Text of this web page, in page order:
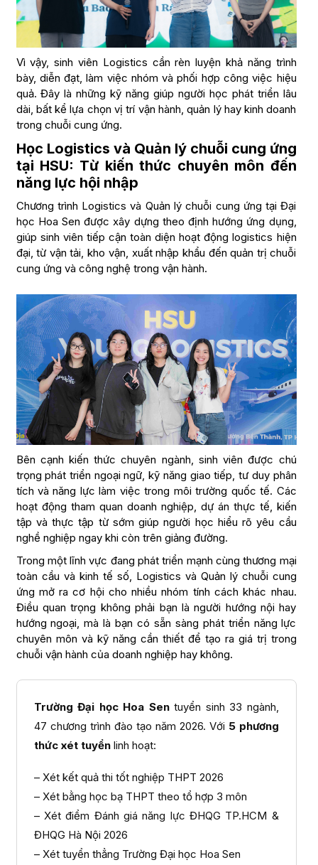
Vì vậy, sinh viên Logistics cần rèn luyện khả năng trình
bày, diễn đạt, làm việc nhóm và phối hợp công việc hiệu
quả. Đây là những kỹ năng giúp người học phát triển lâu
dài, bất kể lựa chọn vị trí vận hành, quản lý hay kinh doanh
trong chuỗi cung ứng.
Học Logistics và Quản lý chuỗi cung ứng
tại HSU: Từ kiến thức chuyên môn đến
năng lực hội nhập
Chương trình Logistics và Quản lý chuỗi cung ứng tại Đại
học Hoa Sen được xây dựng theo định hướng ứng dụng,
giúp sinh viên tiếp cận toàn diện hoạt động logistics hiện
đại, từ vận tải, kho vận, xuất nhập khẩu đến quản trị chuỗi
cung ứng và công nghệ trong vận hành.
Bên cạnh kiến thức chuyên ngành, sinh viên được chú
trọng phát triển ngoại ngữ, kỹ năng giao tiếp, tư duy phân
tích và năng lực làm việc trong môi trường quốc tế. Các
hoạt động tham quan doanh nghiệp, dự án thực tế, kiến
tập và thực tập từ sớm giúp người học hiểu rõ yêu cầu
nghề nghiệp ngay khi còn trên giảng đường.
Trong một lĩnh vực đang phát triển mạnh cùng thương mại
toàn cầu và kinh tế số, Logistics và Quản lý chuỗi cung
ứng mở ra cơ hội cho nhiều nhóm tính cách khác nhau.
Điều quan trọng không phải bạn là người hướng nội hay
hướng ngoại, mà là bạn có sẵn sàng phát triển năng lực
chuyên môn và kỹ năng cần thiết để tạo ra giá trị trong
chuỗi vận hành của doanh nghiệp hay không.
Trường Đại học Hoa Sentuyển sinh 33 ngành,
47 chương trình đào tạo năm 2026. Với 5 phương
thức xét tuyểnlinh hoạt:
– Xét kết quả thi tốt nghiệp THPT 2026
– Xét bằng học bạ THPT theo tổ hợp 3 môn
– Xét điểm Đánh giá năng lực ĐHQG TP.HCM &
ĐHQG Hà Nội 2026
– Xét tuyển thẳng Trường Đại học Hoa Sen